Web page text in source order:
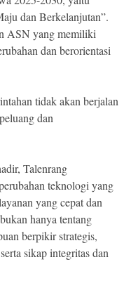
dan Berkelanjutan”.
ASN yang memiliki
dan berorientasi
tidak akan berjalan
dan
Talenrang
teknologi yang
yang cepat dan
hanya tentang
berpikir strategis,
sikap integritas dan